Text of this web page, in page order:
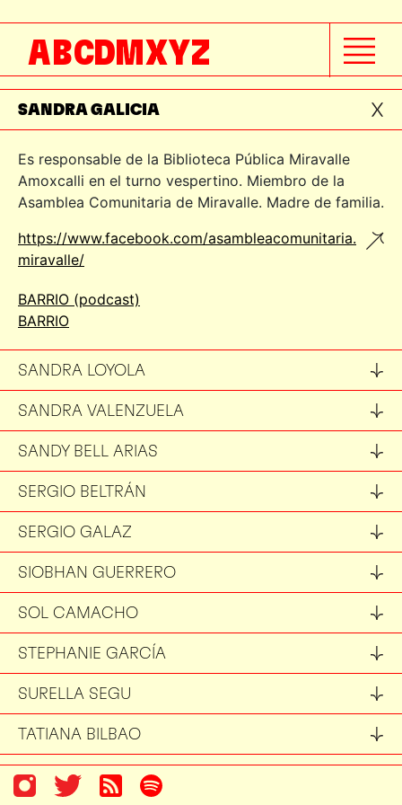
ABCDMXYZ
SALOMÓN GONZÁLEZ
SALVADOR HERRERA
SANDRA GALICIA
Es responsable de la Biblioteca Pública Miravalle
Amoxcalli en el turno vespertino. Miembro de la
Asamblea Comunitaria de Miravalle. Madre de familia.
https://www.facebook.com/asambleacomunitaria.
miravalle/
BARRIO (podcast)
BARRIO
SANDRA LOYOLA
SANDRA VALENZUELA
SANDY BELL ARIAS
SERGIO BELTRÁN
SERGIO GALAZ
SIOBHAN GUERRERO
SOL CAMACHO
STEPHANIE GARCÍA
SURELLA SEGU
TATIANA BILBAO
VERÓNICA GARCÍA